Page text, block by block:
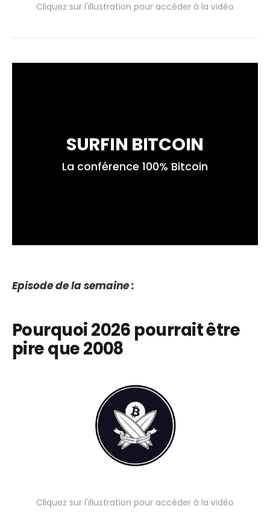
Cliquez sur l'illustration pour accéder à la vidéo
SURFIN BITCOIN
La conférence 100% Bitcoin
Episode de la semaine :
Pourquoi 2026 pourrait être
pire que 2008
Cliquez sur l'illustration pour accéder à la vidéo